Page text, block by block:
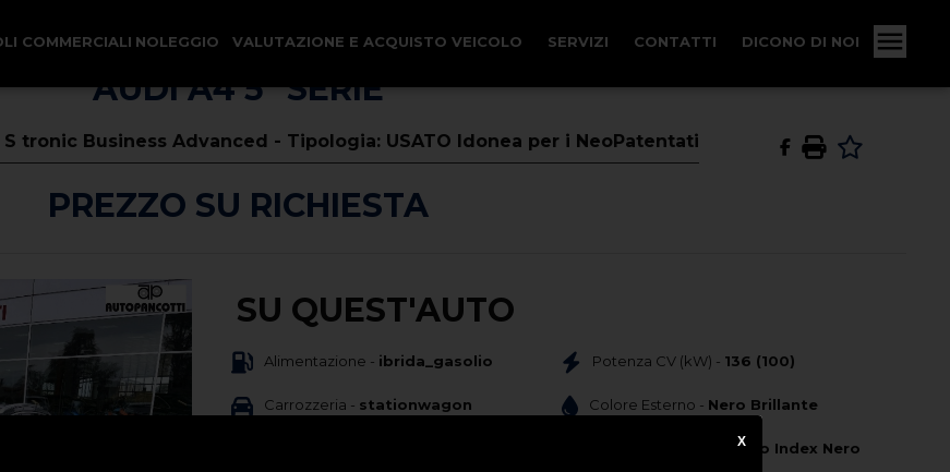
COMMERCIALI NOLEGGIO VALUTAZIONE E ACQUISTO VEICOLO SERVIZI CONTATTI DICONO DI NOI
AUDI A4 5ª SERIE
S tronic Business Advanced - Tipologia: USATO Idonea per i NeoPatentati
PREZZO SU RICHIESTA
SU QUEST'AUTO
Alimentazione - ibrida_gasolio
Carrozzeria - stationwagon
Potenza CV (kW) - 136 (100)
Colore Esterno - Nero Brillante
Tessuto Index Nero
X